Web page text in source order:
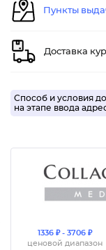
Пункты
Доставка
Способ и условия
на этапе ввода
1336 ₽ - 3706 ₽
ценовой диапазон